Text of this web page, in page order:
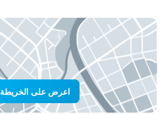
اعرض على الخريطة